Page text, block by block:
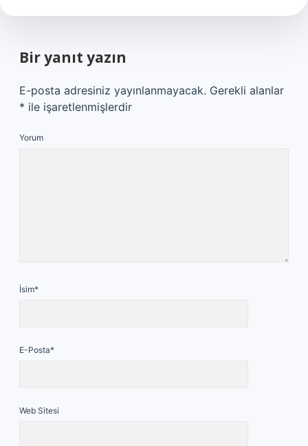
Bir yanıt yazın
E-posta adresiniz yayınlanmayacak. Gerekli alanlar
* ile işaretlenmişlerdir
Yorum
İsim*
E-Posta*
Web Sitesi